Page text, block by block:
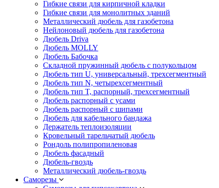
Гибкие связи для кирпичной кладки
Гибкие связи для монолитных зданий
Металлический дюбель для газобетона
Нейлоновый дюбель для газобетона
Дюбель Driva
Дюбель MOLLY
Дюбель Бабочка
Складной пружинный дюбель с полукольцом
Дюбель тип U, универсальный, трехсегментный
Дюбель тип N, четырехсегментный
Дюбель тип T, распорный, трехсегментный
Дюбель распорный с усами
Дюбель распорный с шипами
Дюбель для кабельного бандажа
Держатель теплоизоляции
Кровельный тарельчатый дюбель
Рондоль полипропиленовая
Дюбель фасадный
Дюбель-гвоздь
Металлический дюбель-гвоздь
Саморезы